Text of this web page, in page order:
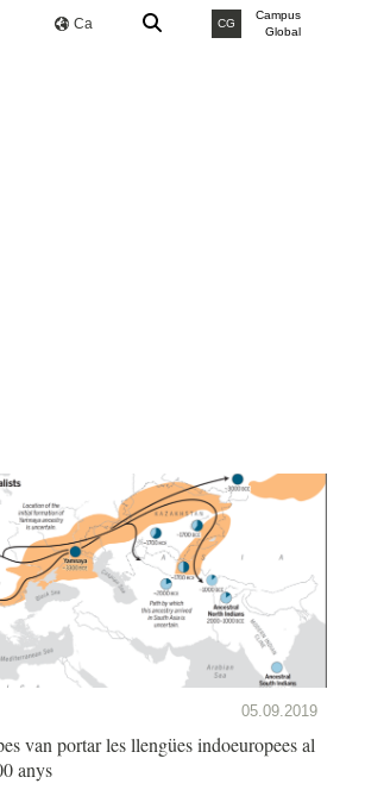
Ca CG
Campus
Global
05.09.2019
van portar les llengües indoeuropees al
anys